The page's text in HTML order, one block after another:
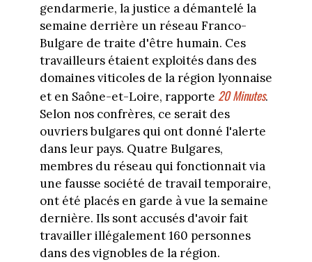
gendarmerie, la justice a démantelé la
semaine derrière un réseau Franco-
Bulgare de traite d'être humain. Ces
travailleurs étaient exploités dans des
domaines viticoles de la région lyonnaise
et en Saône-et-Loire, rapporte 20 Minutes.
Selon nos confrères, ce serait des
ouvriers bulgares qui ont donné l'alerte
dans leur pays. Quatre Bulgares,
membres du réseau qui fonctionnait via
une fausse société de travail temporaire,
ont été placés en garde à vue la semaine
dernière. Ils sont accusés d'avoir fait
travailler illégalement 160 personnes
dans des vignobles de la région.